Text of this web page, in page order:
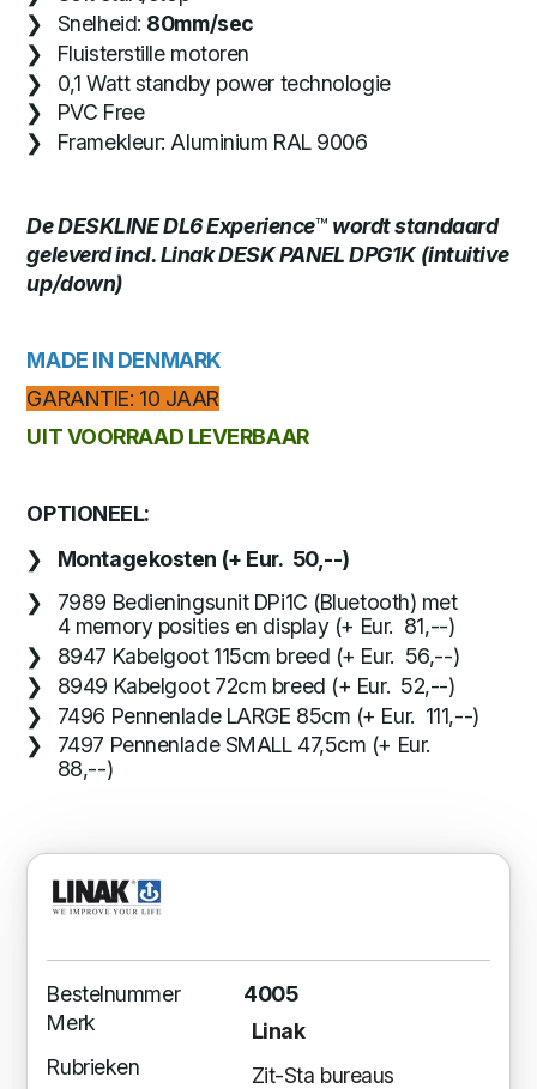
Snelheid: 80mm/sec
Fluisterstille motoren
0,1 Watt standby power technologie
PVC Free
Framekleur: Aluminium RAL 9006
De DESKLINE DL6 Experience™ wordt standaard
geleverd incl. Linak DESK PANEL DPG1K (intuitive
up/down)
MADE IN DENMARK
GARANTIE: 10 JAAR
UIT VOORRAAD LEVERBAAR
OPTIONEEL:
Montagekosten (+ Eur. 50,--)
7989 Bedieningsunit DPi1C (Bluetooth) met
4 memory posities en display (+ Eur. 81,--)
8947 Kabelgoot 115cm breed (+ Eur. 56,--)
8949 Kabelgoot 72cm breed (+ Eur. 52,--)
7496 Pennenlade LARGE 85cm (+ Eur. 111,--)
7497 Pennenlade SMALL 47,5cm (+ Eur.
88,--)
Bestelnummer
4005
Merk
Linak
Rubrieken
Zit-Sta bureaus